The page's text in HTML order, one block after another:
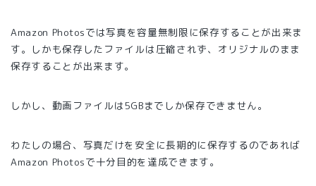
Amazon Photosでは写真を容量無制限に保存することが出来ま
す。しかも保存したファイルは圧縮されず、オリジナルのまま
保存することが出来ます。
しかし、動画ファイルは5GBまでしか保存できません。
わたしの場合、写真だけを安全に長期的に保存するのであれば
Amazon Photosで十分目的を達成できます。